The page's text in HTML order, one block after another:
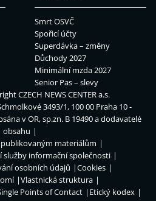
Smrt OSVČ
Spořicí účty
Superdávka – změny
Důchody 2027
Minimální mzda 2027
Senior Pas – slevy
CZECH NEWS CENTER a.s.
3493/1, 100 00 Praha 10 -
v OR, sp.zn. B 19490 a dodavatelé
obsahu
materiálům
služby informační společnosti
osobních údajů
Cookies
Vlastnická struktura
Points of Contact
Etický kodex